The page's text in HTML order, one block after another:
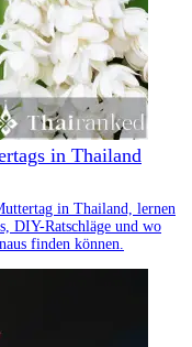
in Thailand
in Thailand, lernen
DIY-Ratschläge und wo
finden können.